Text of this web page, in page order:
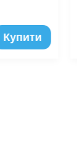
Купити